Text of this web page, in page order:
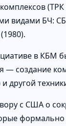
видами БЧ:
в
— создание
другой
с США о